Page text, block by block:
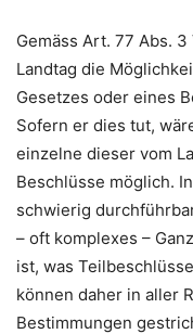
Gemäss Art. 77 Abs.
Landtag die
Gesetzes oder eines
Sofern er dies tut,
einzelne dieser vom
Beschlüsse möglich.
schwierig
– oft komplexes –
ist, was
können daher in aller
Bestimmungen